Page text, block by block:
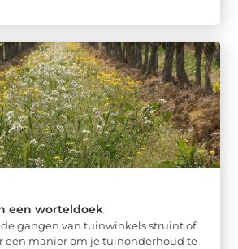
een worteldoek
gangen van tuinwinkels struint of
een manier om je tuinonderhoud te